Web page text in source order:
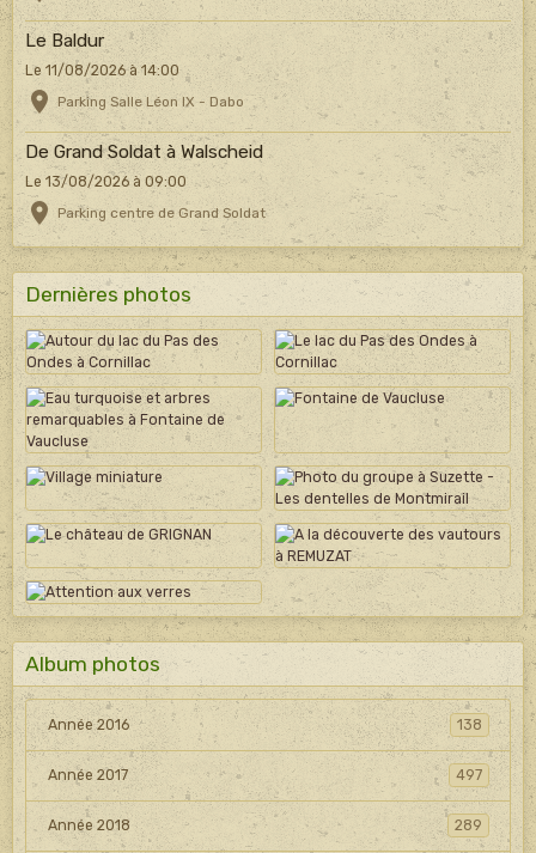
Le Baldur
Le 11/08/2026 à 14:00
Parking Salle Léon IX - Dabo
De Grand Soldat à Walscheid
Le 13/08/2026 à 09:00
Parking centre de Grand Soldat
Dernières photos
Album photos
Année 2016 138
Année 2017 497
Année 2018 289